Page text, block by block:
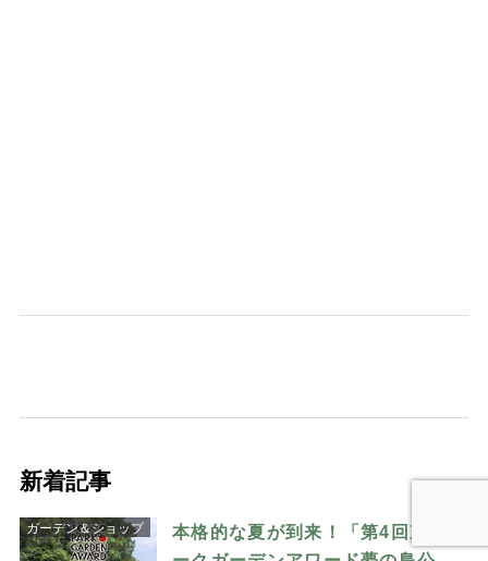
新着記事
ガーデン＆ショップ
本格的な夏が到来！「第4回東京パ